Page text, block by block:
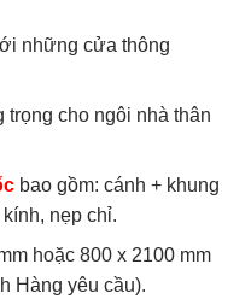
những cửa thông
trọng cho ngôi nhà thân
bao gồm: cánh + khung
nẹp chỉ.
hoặc 800 x 2100 mm
Hàng yêu cầu).